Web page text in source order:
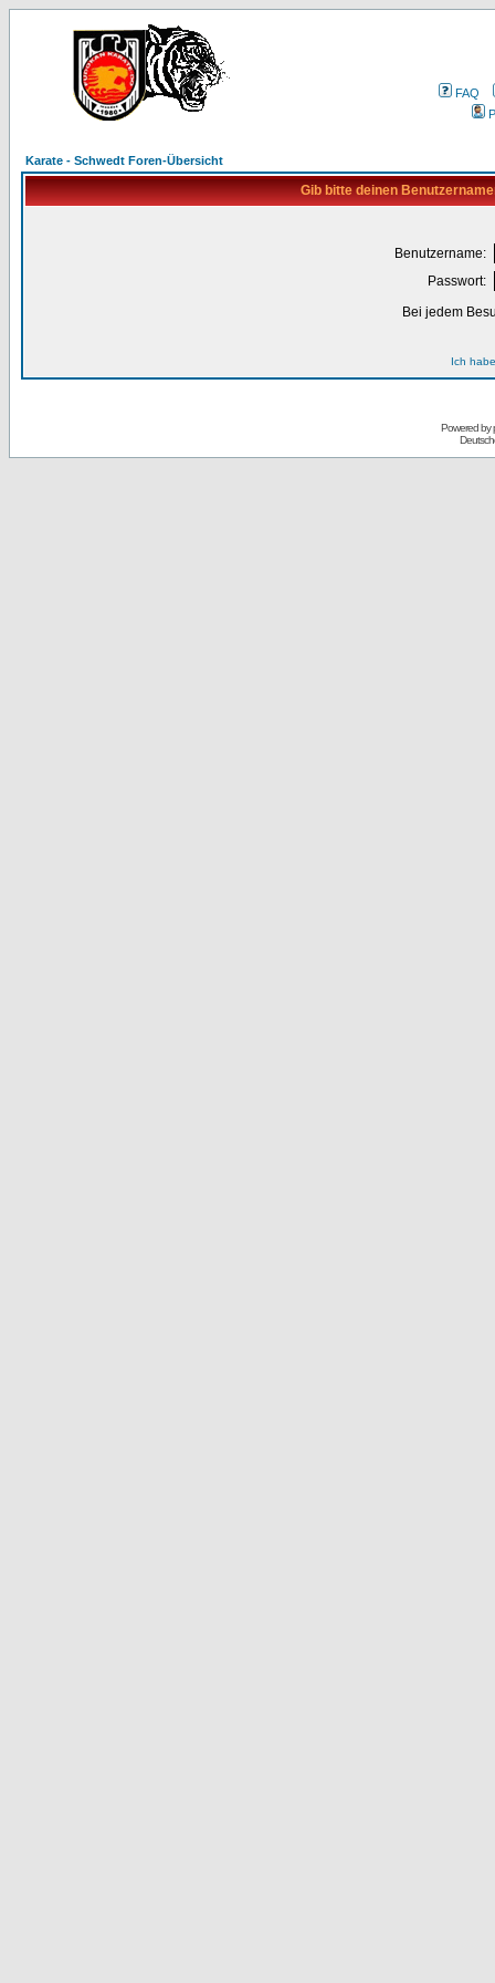
FAQ
Karate - Schwedt Foren-Übersicht
Gib bitte deinen
Benutzername:
Passwort:
Bei jedem
Ich
Powered by